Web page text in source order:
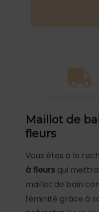
Livraison
Maillot de
fleurs
Vous êtes à la
à fleurs qui
maillot de bain
féminité grâce à